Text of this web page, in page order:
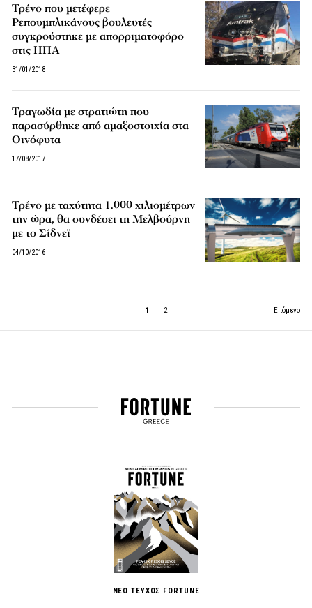
Τρένο που μετέφερε
Ρεπουμπλικάνους βουλευτές
συγκρούστηκε με απορριματοφόρο
στις ΗΠΑ
31/01/2018
Τραγωδία με στρατιώτη που
παρασύρθηκε από αμαξοστοιχία στα
Οινόφυτα
17/08/2017
Τρένο με ταχύτητα 1.000 χιλιομέτρων
την ώρα, θα συνδέσει τη Μελβούρνη
με το Σίδνεϊ
04/10/2016
1 2 Επόμενο
ΝΕΟ ΤΕΥΧΟΣ FORTUNE